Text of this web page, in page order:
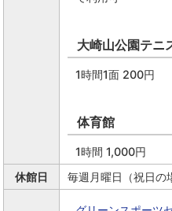
大崎山公園テニ
1時間1面 200円
体育館
1時間 1,000円
休館日
毎週月曜日（祝日の